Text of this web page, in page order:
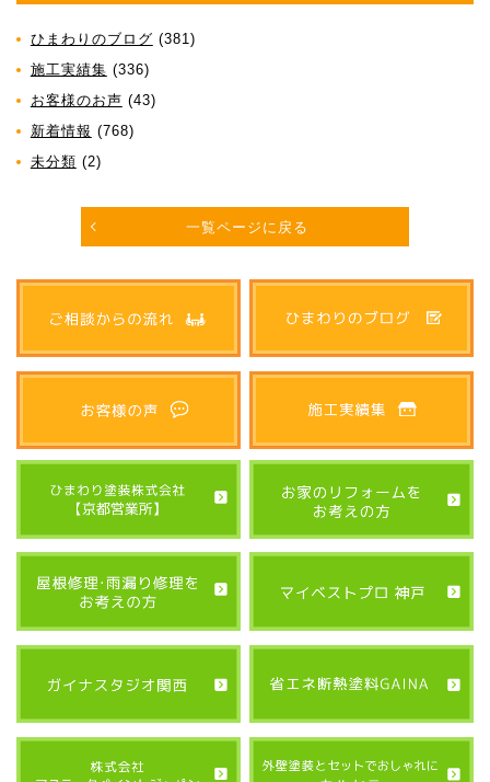
ひまわりのブログ (381)
施工実績集 (336)
お客様のお声 (43)
新着情報 (768)
未分類 (2)
一覧ページに戻る